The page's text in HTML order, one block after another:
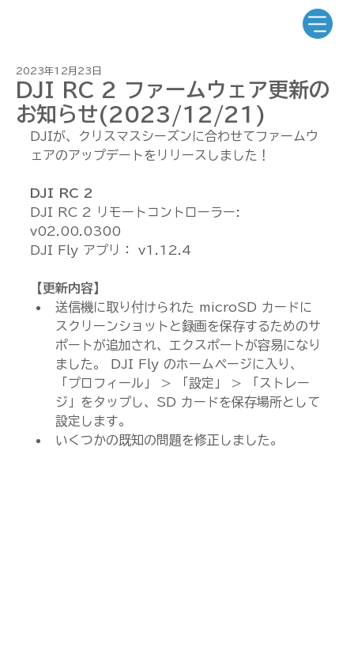
DJI RC 2 ファームウェア更新の
お知らせ(2023/12/21)
2023年12月23日
DJIが、クリスマスシーズンに合わせてファームウ
ェアのアップデートをリリースしました！
DJI RC 2
DJI RC 2 リモートコントローラー:
v02.00.0300
DJI Fly アプリ： v1.12.4
【更新内容】
送信機に取り付けられた microSD カードに
スクリーンショットと録画を保存するためのサ
ポートが追加され、エクスポートが容易になり
ました。 DJI Fly のホームページに入り、
「プロフィール」 > 「設定」 > 「ストレー
ジ」をタップし、SD カードを保存場所として
設定します。
いくつかの既知の問題を修正しました。